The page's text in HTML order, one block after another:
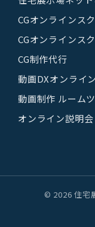
CGオンラインス
CGオンラインス
CG制作代行
動画DXオンライ
動画制作 ルーム
オンライン説明会
© 2026 住宅